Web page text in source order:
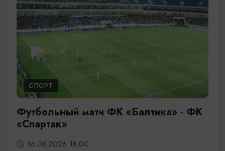
СПОРТ
Футбольный матч ФК «Балтика» - ФК
«Спартак»
16.08.2026 18:00